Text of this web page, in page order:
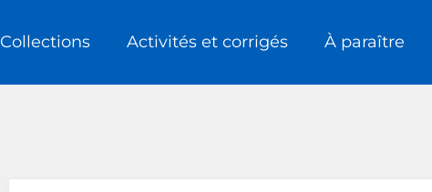
Collections Activités et corrigés À paraître